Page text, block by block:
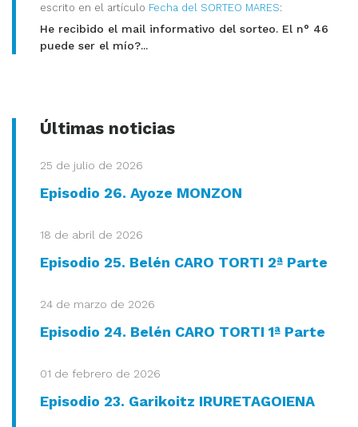
escrito en el artículo Fecha del SORTEO MARES:
He recibido el mail informativo del sorteo. El n° 46
puede ser el mío?...
Últimas noticias
25 de julio de 2026
Episodio 26. Ayoze MONZON
18 de abril de 2026
Episodio 25. Belén CARO TORTI 2ª Parte
24 de marzo de 2026
Episodio 24. Belén CARO TORTI 1ª Parte
01 de febrero de 2026
Episodio 23. Garikoitz IRURETAGOIENA